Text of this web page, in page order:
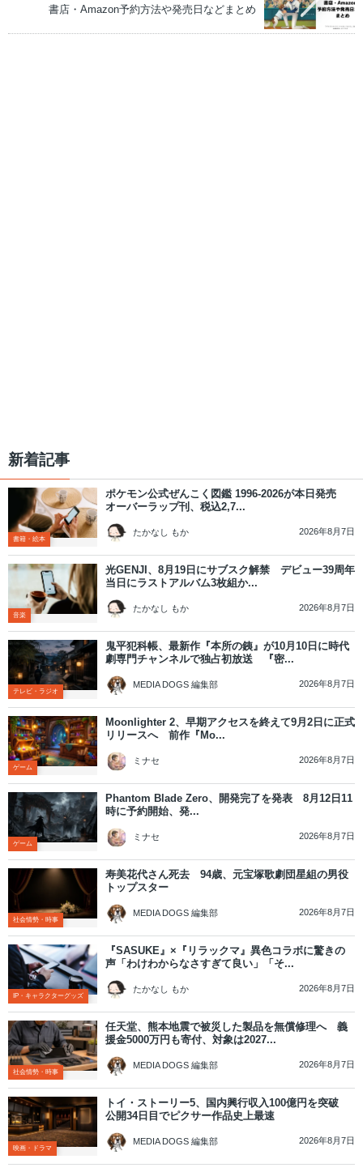
書店・Amazon予約方法や発売日などまとめ
新着記事
書籍・絵本
ポケモン公式ぜんこく図鑑 1996-2026が本日発売
オーバーラップ刊、税込2,7...
たかなし もか 2026年8月7日
音楽
光GENJI、8月19日にサブスク解禁 デビュー39周年
当日にラストアルバム3枚組か...
たかなし もか 2026年8月7日
テレビ・ラジオ
鬼平犯科帳、最新作『本所の銕』が10月10日に時代
劇専門チャンネルで独占初放送 『密...
MEDIA DOGS 編集部 2026年8月7日
ゲーム
Moonlighter 2、早期アクセスを終えて9月2日に正式
リリースへ 前作『Mo...
ミナセ 2026年8月7日
ゲーム
Phantom Blade Zero、開発完了を発表 8月12日11
時に予約開始、発...
ミナセ 2026年8月7日
社会情勢・時事
寿美花代さん死去 94歳、元宝塚歌劇団星組の男役
トップスター
MEDIA DOGS 編集部 2026年8月7日
IP・キャラクターグッズ
『SASUKE』×『リラックマ』異色コラボに驚きの
声「わけわからなさすぎて良い」「そ...
たかなし もか 2026年8月7日
社会情勢・時事
任天堂、熊本地震で被災した製品を無償修理へ 義
援金5000万円も寄付、対象は2027...
MEDIA DOGS 編集部 2026年8月7日
映画・ドラマ
トイ・ストーリー5、国内興行収入100億円を突破
公開34日目でピクサー作品史上最速
MEDIA DOGS 編集部 2026年8月7日